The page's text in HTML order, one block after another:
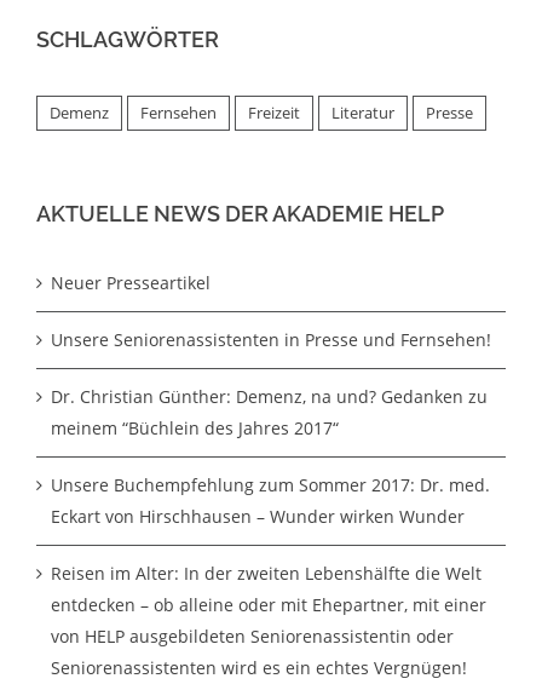
SCHLAGWÖRTER
Demenz Fernsehen Freizeit Literatur Presse
AKTUELLE NEWS DER AKADEMIE HELP
Neuer Presseartikel
Unsere Seniorenassistenten in Presse und Fernsehen!
Dr. Christian Günther: Demenz, na und? Gedanken zu
meinem “Büchlein des Jahres 2017“
Unsere Buchempfehlung zum Sommer 2017: Dr. med.
Eckart von Hirschhausen – Wunder wirken Wunder
Reisen im Alter: In der zweiten Lebenshälfte die Welt
entdecken – ob alleine oder mit Ehepartner, mit einer
von HELP ausgebildeten Seniorenassistentin oder
Seniorenassistenten wird es ein echtes Vergnügen!